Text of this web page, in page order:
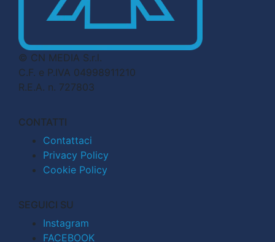
© CN MEDIA S.r.l.
C.F. e P.IVA 04998911210
R.E.A. n. 727803
CONTATTI
Contattaci
Privacy Policy
Cookie Policy
SEGUICI SU
Instagram
FACEBOOK